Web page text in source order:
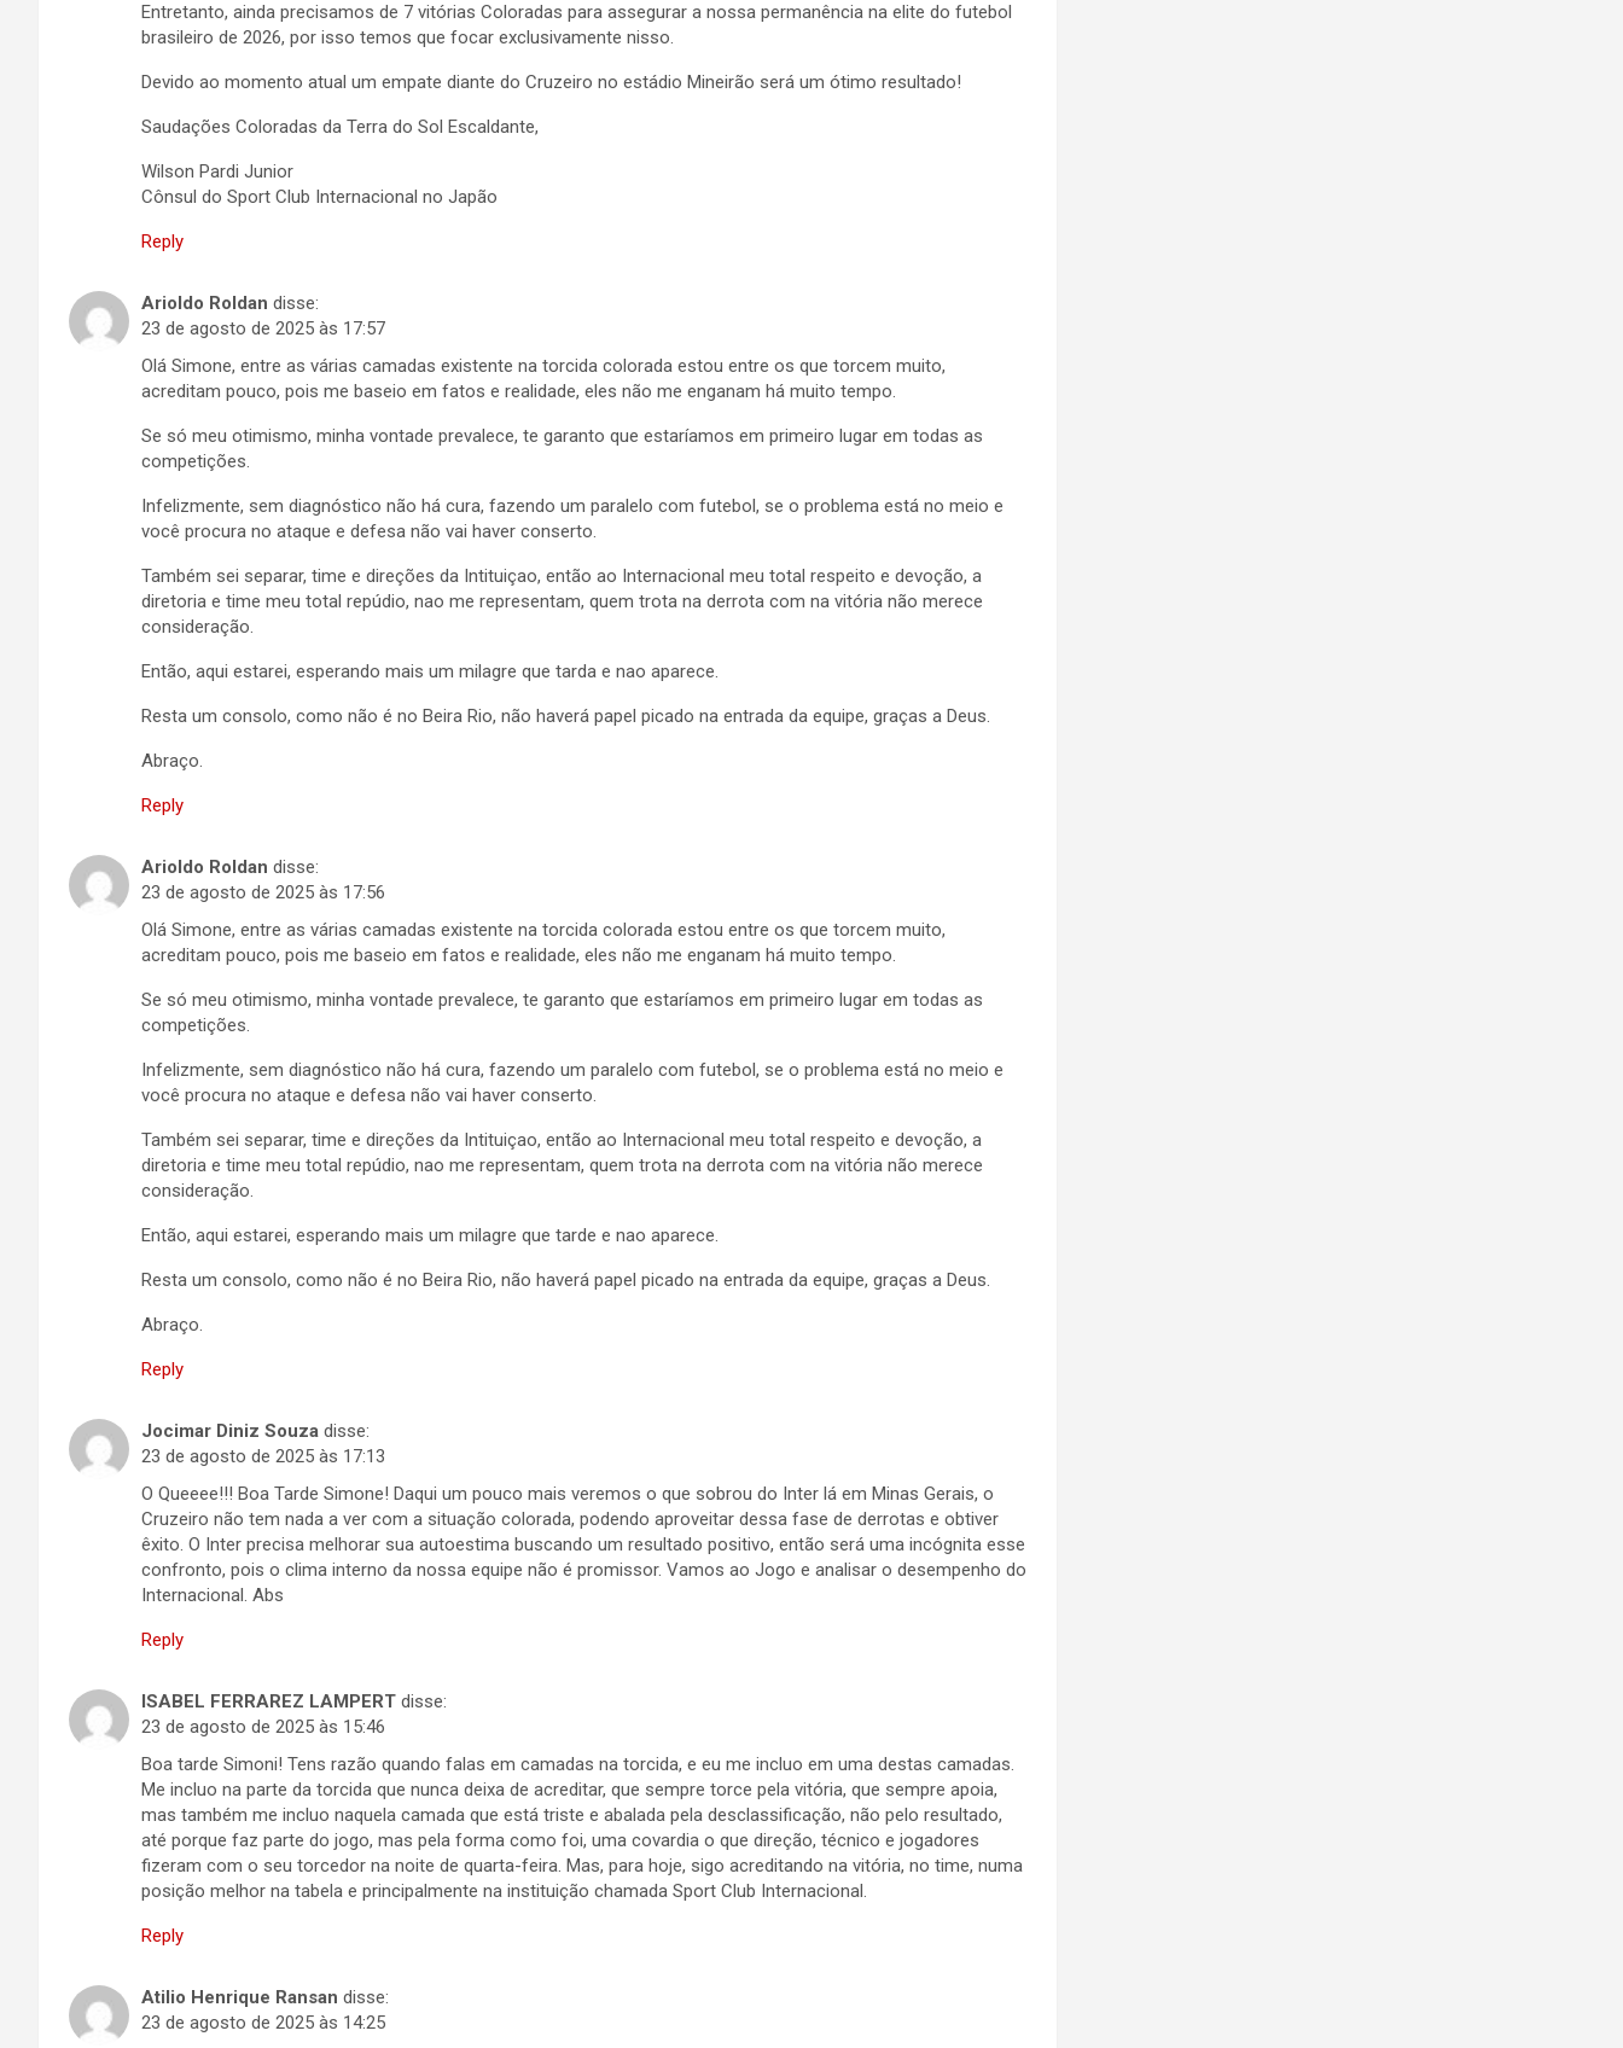
Entretanto, ainda precisamos de 7 vitórias Coloradas para assegurar a nossa permanência na elite do futebol
brasileiro de 2026, por isso temos que focar exclusivamente nisso.
Devido ao momento atual um empate diante do Cruzeiro no estádio Mineirão será um ótimo resultado!
Saudações Coloradas da Terra do Sol Escaldante,
Wilson Pardi Junior
Cônsul do Sport Club Internacional no Japão
Reply
Arioldo Roldan disse:
23 de agosto de 2025 às 17:57
Olá Simone, entre as várias camadas existente na torcida colorada estou entre os que torcem muito,
acreditam pouco, pois me baseio em fatos e realidade, eles não me enganam há muito tempo.
Se só meu otimismo, minha vontade prevalece, te garanto que estaríamos em primeiro lugar em todas as
competições.
Infelizmente, sem diagnóstico não há cura, fazendo um paralelo com futebol, se o problema está no meio e
você procura no ataque e defesa não vai haver conserto.
Também sei separar, time e direções da Intituiçao, então ao Internacional meu total respeito e devoção, a
diretoria e time meu total repúdio, nao me representam, quem trota na derrota com na vitória não merece
consideração.
Então, aqui estarei, esperando mais um milagre que tarda e nao aparece.
Resta um consolo, como não é no Beira Rio, não haverá papel picado na entrada da equipe, graças a Deus.
Abraço.
Reply
Arioldo Roldan disse:
23 de agosto de 2025 às 17:56
Olá Simone, entre as várias camadas existente na torcida colorada estou entre os que torcem muito,
acreditam pouco, pois me baseio em fatos e realidade, eles não me enganam há muito tempo.
Se só meu otimismo, minha vontade prevalece, te garanto que estaríamos em primeiro lugar em todas as
competições.
Infelizmente, sem diagnóstico não há cura, fazendo um paralelo com futebol, se o problema está no meio e
você procura no ataque e defesa não vai haver conserto.
Também sei separar, time e direções da Intituiçao, então ao Internacional meu total respeito e devoção, a
diretoria e time meu total repúdio, nao me representam, quem trota na derrota com na vitória não merece
consideração.
Então, aqui estarei, esperando mais um milagre que tarde e nao aparece.
Resta um consolo, como não é no Beira Rio, não haverá papel picado na entrada da equipe, graças a Deus.
Abraço.
Reply
Jocimar Diniz Souza disse:
23 de agosto de 2025 às 17:13
O Queeee!!! Boa Tarde Simone! Daqui um pouco mais veremos o que sobrou do Inter lá em Minas Gerais, o
Cruzeiro não tem nada a ver com a situação colorada, podendo aproveitar dessa fase de derrotas e obtiver
êxito. O Inter precisa melhorar sua autoestima buscando um resultado positivo, então será uma incógnita esse
confronto, pois o clima interno da nossa equipe não é promissor. Vamos ao Jogo e analisar o desempenho do
Internacional. Abs
Reply
ISABEL FERRAREZ LAMPERT disse:
23 de agosto de 2025 às 15:46
Boa tarde Simoni! Tens razão quando falas em camadas na torcida, e eu me incluo em uma destas camadas.
Me incluo na parte da torcida que nunca deixa de acreditar, que sempre torce pela vitória, que sempre apoia,
mas também me incluo naquela camada que está triste e abalada pela desclassificação, não pelo resultado,
até porque faz parte do jogo, mas pela forma como foi, uma covardia o que direção, técnico e jogadores
fizeram com o seu torcedor na noite de quarta-feira. Mas, para hoje, sigo acreditando na vitória, no time, numa
posição melhor na tabela e principalmente na instituição chamada Sport Club Internacional.
Reply
Atilio Henrique Ransan disse:
23 de agosto de 2025 às 14:25